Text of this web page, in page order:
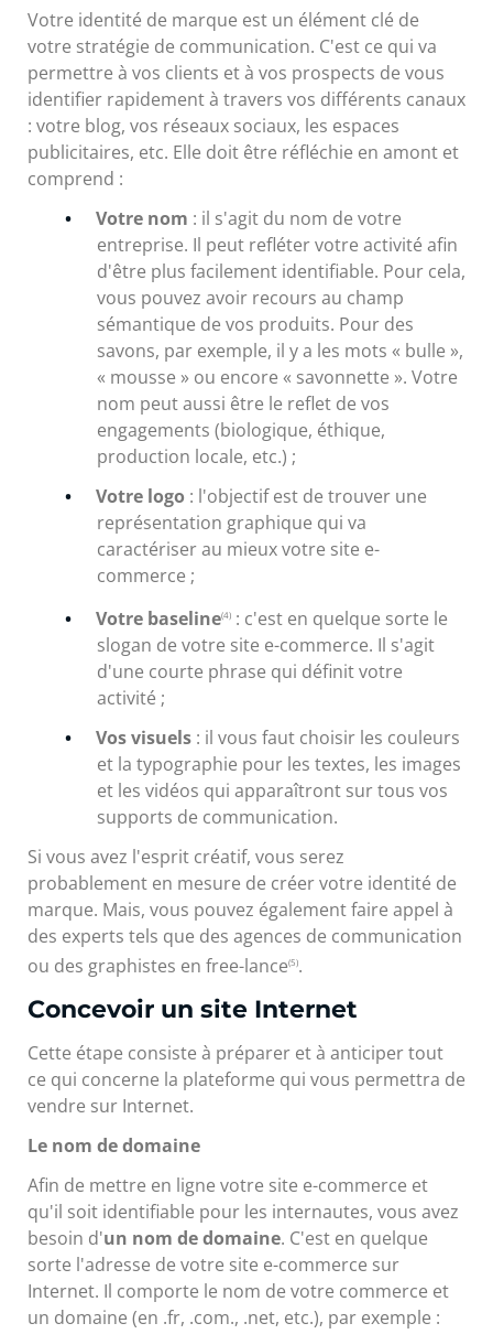
Votre identité de marque est un élément clé de
votre stratégie de communication. C'est ce qui va
permettre à vos clients et à vos prospects de vous
identifier rapidement à travers vos différents canaux
: votre blog, vos réseaux sociaux, les espaces
publicitaires, etc. Elle doit être réfléchie en amont et
comprend :
Votre nom : il s'agit du nom de votre
entreprise. Il peut refléter votre activité afin
d'être plus facilement identifiable. Pour cela,
vous pouvez avoir recours au champ
sémantique de vos produits. Pour des
savons, par exemple, il y a les mots « bulle »,
« mousse » ou encore « savonnette ». Votre
nom peut aussi être le reflet de vos
engagements (biologique, éthique,
production locale, etc.) ;
Votre logo : l'objectif est de trouver une
représentation graphique qui va
caractériser au mieux votre site e-
commerce ;
Votre baseline(4) : c'est en quelque sorte le
slogan de votre site e-commerce. Il s'agit
d'une courte phrase qui définit votre
activité ;
Vos visuels : il vous faut choisir les couleurs
et la typographie pour les textes, les images
et les vidéos qui apparaîtront sur tous vos
supports de communication.
Si vous avez l'esprit créatif, vous serez
probablement en mesure de créer votre identité de
marque. Mais, vous pouvez également faire appel à
des experts tels que des agences de communication
ou des graphistes en free-lance(5).
Concevoir un site Internet
Cette étape consiste à préparer et à anticiper tout
ce qui concerne la plateforme qui vous permettra de
vendre sur Internet.
Le nom de domaine
Afin de mettre en ligne votre site e-commerce et
qu'il soit identifiable pour les internautes, vous avez
besoin d'un nom de domaine. C'est en quelque
sorte l'adresse de votre site e-commerce sur
Internet. Il comporte le nom de votre commerce et
un domaine (en .fr, .com., .net, etc.), par exemple :